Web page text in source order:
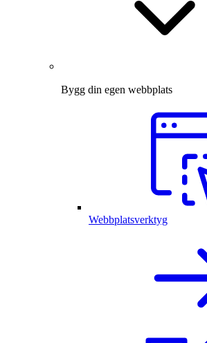
Bygg din egen webbplats
Webbplatsverktyg